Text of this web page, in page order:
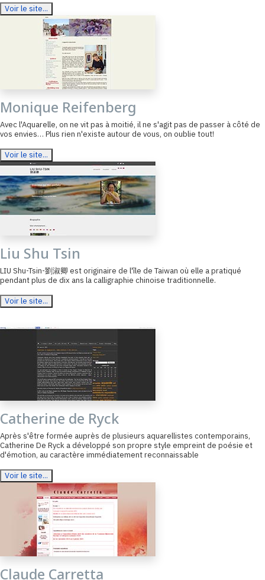
Voir le site...
Monique Reifenberg
Avec l'Aquarelle, on ne vit pas à moitié, il ne s'agit pas de passer à côté de
vos envies… Plus rien n'existe autour de vous, on oublie tout!
Voir le site...
Liu Shu Tsin
LIU Shu-Tsin-劉淑卿 est originaire de l'île de Taiwan où elle a pratiqué
pendant plus de dix ans la calligraphie chinoise traditionnelle.
Voir le site...
Catherine de Ryck
Après s'être formée auprès de plusieurs aquarellistes contemporains,
Catherine De Ryck a développé son propre style empreint de poésie et
d'émotion, au caractère immédiatement reconnaissable
Voir le site...
Claude Carretta